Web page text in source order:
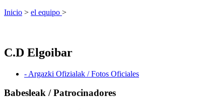
Inicio > el equipo >
C.D Elgoibar
- Argazki Ofizialak / Fotos Oficiales
Babesleak / Patrocinadores